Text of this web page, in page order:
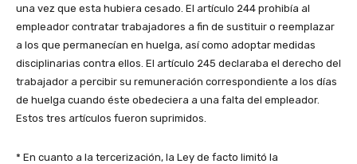
una vez que esta hubiera cesado. El artículo 244 prohibía al
empleador contratar trabajadores a fin de sustituir o reemplazar
a los que permanecían en huelga, así como adoptar medidas
disciplinarias contra ellos. El artículo 245 declaraba el derecho del
trabajador a percibir su remuneración correspondiente a los días
de huelga cuando éste obedeciera a una falta del empleador.
Estos tres artículos fueron suprimidos.
* En cuanto a la tercerización, la Ley de facto limitó la